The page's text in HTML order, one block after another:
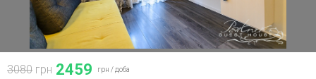
3080 грн 2459 грн / доба